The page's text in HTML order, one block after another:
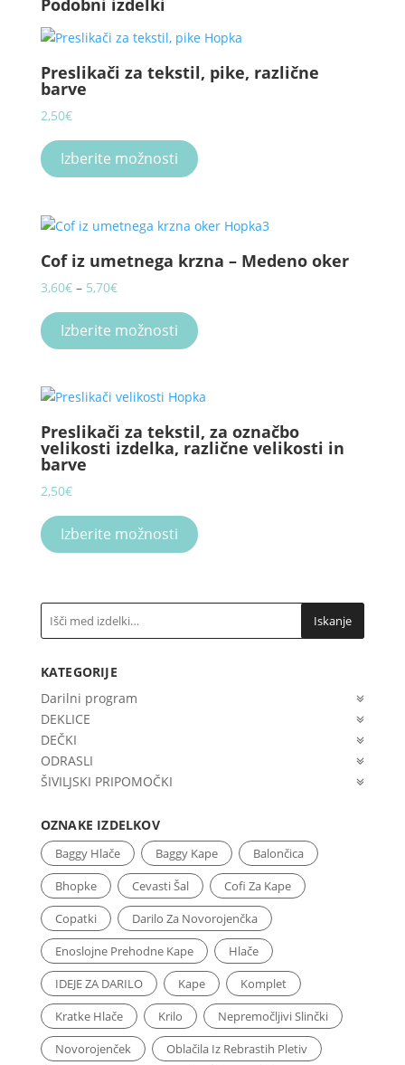
Podobni izdelki
Preslikači za tekstil, pike, različne
barve
2,50€
Izberite možnosti
product
variants.
options
chosen
on
page
Cof iz umetnega krzna – Medeno oker
3,60€ – 5,70€Price
3,60€
through
Izberite možnosti
product
options
may
the
Preslikači za tekstil, za označbo
velikosti izdelka, različne velikosti in
barve
2,50€
Izberite možnosti
product
options
Iskanje
KATEGORIJE
Darilni program
DEKLICE
DEČKI
ODRASLI
ŠIVILJSKI PRIPOMOČKI
OZNAKE IZDELKOV
Baggy Hlače Baggy Kape
Balončica
Bhopke
Cevasti Šal
Cofi Za Kape
Copatki
Darilo Za Novorojenčka
Enoslojne Prehodne Kape
Hlače
IDEJE ZA DARILO
Kape
Komplet
Kratke Hlače
Krilo
Nepremočljivi Slinčki
Novorojenček
Oblačila Iz Rebrastih Pletiv